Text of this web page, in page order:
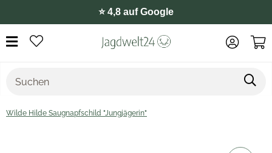
🛒 Paypal, Klarna, u.v.m.
Wilde Hilde Saugnapfschild "Jungjägerin"